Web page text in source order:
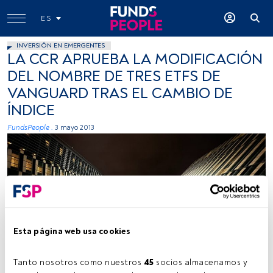
Esta página web usa cookies
Tanto nosotros como nuestros 45 socios almacenamos y
ES
INVERSIÓN EN EMERGENTES
LA CCR APRUEBA LA MODIFICACIÓN
DEL NOMBRE DE TRES ETFS DE
VANGUARD TRAS EL CAMBIO DE
ÍNDICE
FundsPeople . 3 mayo 2013